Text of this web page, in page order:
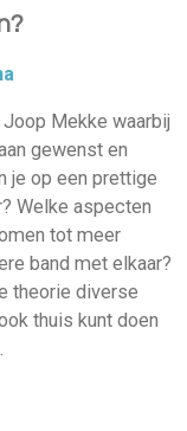
Mekke waarbij
gewenst en
je op een prettige
Welke aspecten
tot meer
band met elkaar?
theorie diverse
thuis kunt doen